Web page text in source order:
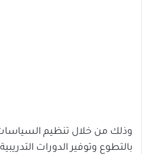
وذلك من خلال تنظيم
بالتطوع وتوفير الدورات